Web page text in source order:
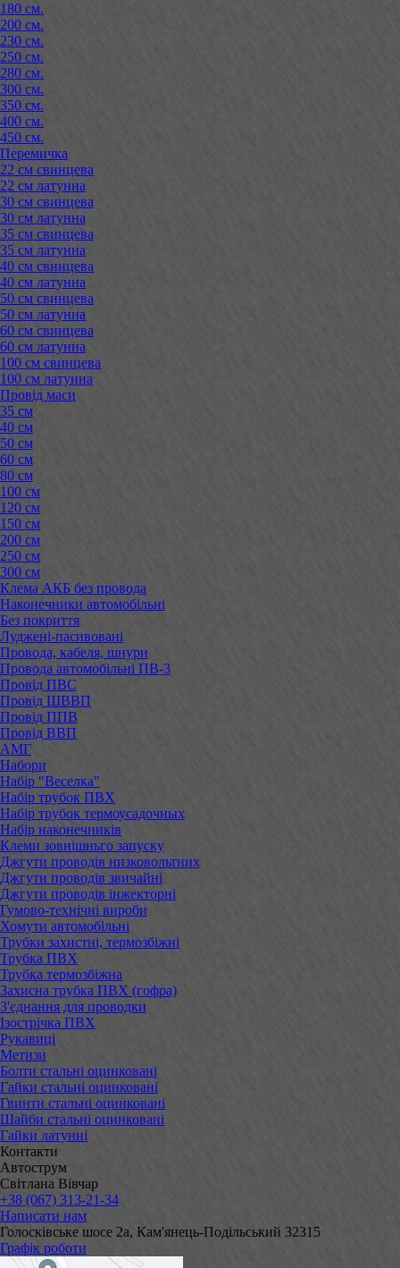
180 см.
200 см.
230 см.
250 см.
280 см.
300 см.
350 см.
400 см.
450 см.
Перемичка
22 см свинцева
22 см латунна
30 см свинцева
30 см латунна
35 см свинцева
35 см латунна
40 см свинцева
40 см латунна
50 см свинцева
50 см латунна
60 см свинцева
60 см латунна
100 см свинцева
100 см латунна
Провід маси
35 см
40 см
50 см
60 см
80 см
100 см
120 см
150 см
200 см
250 см
300 см
Клема АКБ без провода
Наконечники автомобільні
Без покриття
Луджені-пасивовані
Провода, кабеля, шнури
Провода автомобільні ПВ-3
Провід ПВС
Провід ШВВП
Провід ППВ
Провід ВВП
АМГ
Набори
Набір "Веселка"
Набір трубок ПВХ
Набір трубок термоусадочных
Набір наконечників
Клеми зовнішньго запуску
Джгути проводів низковольтних
Джгути проводів звичайні
Джгути проводів інжекторні
Гумово-технічні вироби
Хомути автомобільні
Трубки захистні, термозбіжні
Трубка ПВХ
Трубка термозбіжна
Захисна трубка ПВХ (гофра)
З'єднання для проводки
Ізострічка ПВХ
Рукавиці
Метизи
Болти стальні оцинковані
Гайки стальні оцинковані
Гвинти стальні оцинковані
Шайби стальні оцинковані
Гайки латунні
Контакти
Автострум
Світлана Вівчар
+38 (067) 313-21-34
Написати нам
Голосківське шосе 2а, Кам'янець-Подільський 32315
Графік роботи